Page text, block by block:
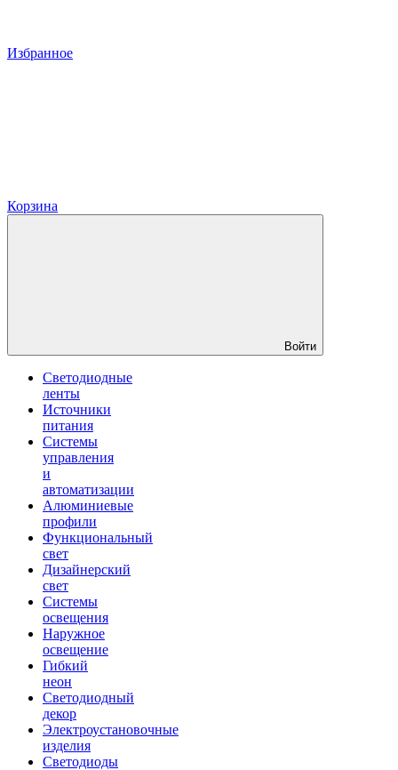
Избранное
Корзина
Войти
Светодиодные
ленты
Источники
питания
Системы
управления
и
автоматизации
Алюминиевые
профили
Функциональный
свет
Дизайнерский
свет
Системы
освещения
Наружное
освещение
Гибкий
неон
Светодиодный
декор
Электроустановочные
изделия
Светодиоды